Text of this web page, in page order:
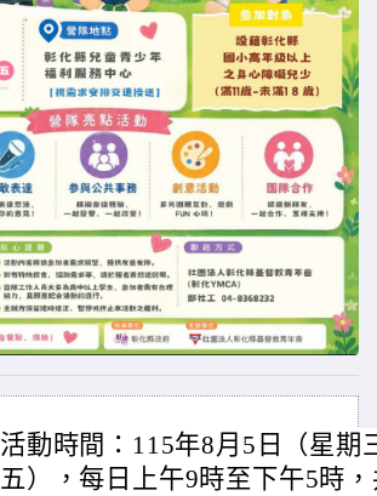
活動時間：115年8月5日（星期
五），每日上午9時至下午5時